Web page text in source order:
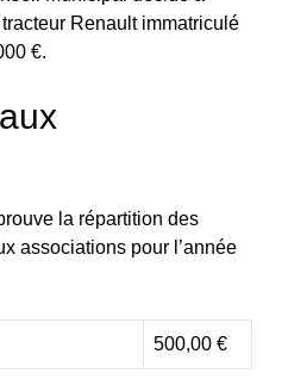
Renault immatriculé
€.
la répartition des
associations pour l’année
500,00 €